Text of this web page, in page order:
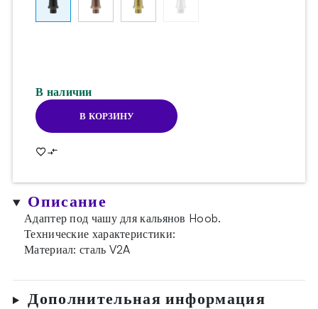
В наличии
Количество
Адаптер
чашу
Hoob
Black
В КОРЗИНУ
Описание
Адаптер под чашу для кальянов Hoob.
Технические характеристики:
Материал: сталь V2A
Дополнительная информация